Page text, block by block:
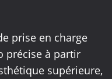
prise en charge
précise à partir
supérieure,